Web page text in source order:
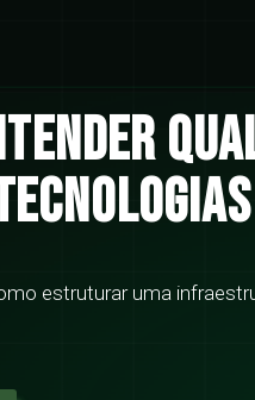
estruturar uma